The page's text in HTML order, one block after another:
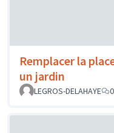
Remplacer la
un jardin
LEGROS-DELAHAYE
0